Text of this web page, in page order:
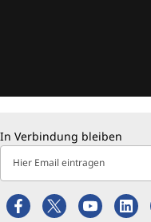
In Verbindung bleiben
Hier Email eintragen